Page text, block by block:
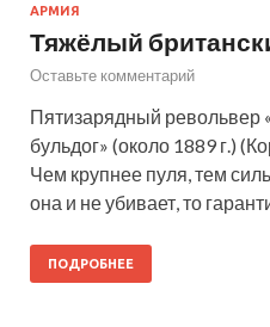
АРМИЯ
Тяжёлый
Оставьте комментарий
Пятизарядный револьвер
бульдог» (около 1889 г.)
Чем крупнее пуля, тем
она и не убивает, то
ПОДРОБНЕЕ